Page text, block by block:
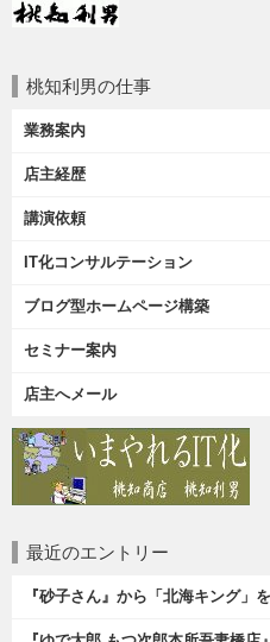
桃知利男の仕事
業務案内
店主経歴
講演依頼
IT化コンサルテーション
ブログ型ホームページ構築
セミナー案内
店主へメール
最近のエントリー